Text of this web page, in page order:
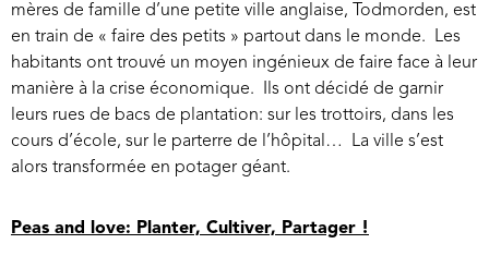
mères de famille d’une petite ville anglaise, Todmorden, est
en train de « faire des petits » partout dans le monde. Les
habitants ont trouvé un moyen ingénieux de faire face à leur
manière à la crise économique. Ils ont décidé de garnir
leurs rues de bacs de plantation: sur les trottoirs, dans les
cours d’école, sur le parterre de l’hôpital… La ville s’est
alors transformée en potager géant.
Peas and love: Planter, Cultiver, Partager !